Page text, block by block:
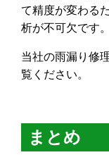
て精度が変わる
析が不可欠です。
当社の雨漏り修
覧ください。
まとめ